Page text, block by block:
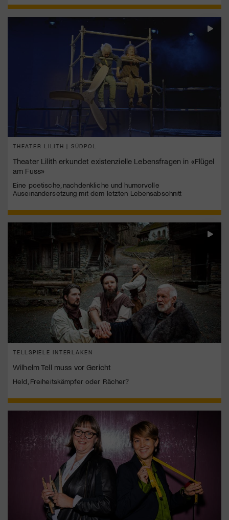
THEATER LILITH | SÜDPOL
Theater Lilith erkundet existenzielle Lebensfragen in «Flügel
am Fuss»
Eine poetische, nachdenkliche und humorvolle
Auseinandersetzung mit dem letzten Lebensabschnitt
TELLSPIELE INTERLAKEN
Wilhelm Tell muss vor Gericht
Held, Freiheitskämpfer oder Rächer?